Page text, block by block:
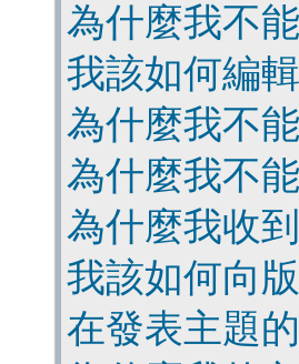
為什麼我不
我該如何編
為什麼我不
為什麼我不
為什麼我收
我該如何向
在發表主題